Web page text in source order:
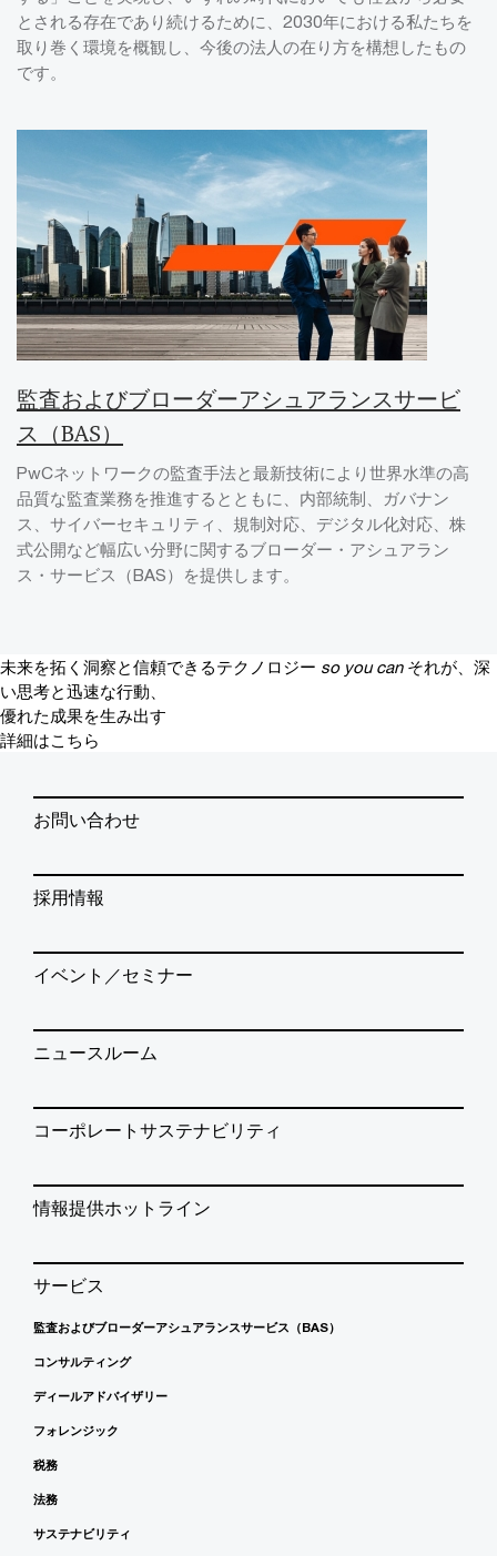
とされる存在であり続けるために、2030年における私たちを
取り巻く環境を概観し、今後の法人の在り方を構想したもの
です。
監査およびブローダーアシュアランスサービ
ス（BAS）
PwCネットワークの監査手法と最新技術により世界水準の高
品質な監査業務を推進するとともに、内部統制、ガバナン
ス、サイバーセキュリティ、規制対応、デジタル化対応、株
式公開など幅広い分野に関するブローダー・アシュアラン
ス・サービス（BAS）を提供します。
未来を拓く洞察と信頼できるテクノロジー so you can それが、深
い思考と迅速な行動、
優れた成果を生み出す
詳細はこちら
お問い合わせ
採用情報
イベント／セミナー
ニュースルーム
コーポレートサステナビリティ
情報提供ホットライン
サービス
監査およびブローダーアシュアランスサービス（BAS）
コンサルティング
ディールアドバイザリー
フォレンジック
税務
法務
サステナビリティ